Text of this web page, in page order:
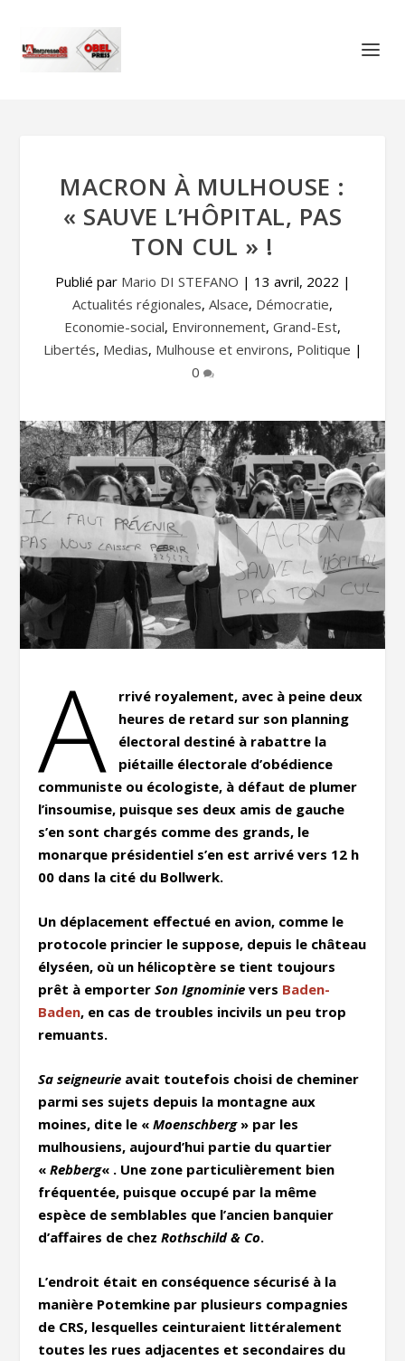
MACRON À MULHOUSE :
« SAUVE L’HÔPITAL, PAS
TON CUL » !
Publié par Mario DI STEFANO | 13 avril, 2022 |
Actualités régionales, Alsace, Démocratie,
Economie-social, Environnement, Grand-Est,
Libertés, Medias, Mulhouse et environs, Politique |
0
A
rrivé royalement, avec à peine deux
heures de retard sur son planning
électoral destiné à rabattre la
piétaille électorale d’obédience
communiste ou écologiste, à défaut de plumer
l’insoumise, puisque ses deux amis de gauche
s’en sont chargés comme des grands, le
monarque présidentiel s’en est arrivé vers 12 h
00 dans la cité du Bollwerk.
Un déplacement effectué en avion, comme le
protocole princier le suppose, depuis le château
élyséen, où un hélicoptère se tient toujours
prêt à emporterSon Ignominie vers Baden-
Baden, en cas de troubles incivils un peu trop
remuants.
Sa seigneurie avait toutefois choisi de cheminer
parmi ses sujets depuis la montagne aux
moines, dite le «Moenschberg» par les
mulhousiens, aujourd’hui partie du quartier
«Rebberg« . Une zone particulièrement bien
fréquentée, puisque occupé par la même
espèce de semblables que l’ancien banquier
d’affaires de chezRothschild & Co.
L’endroit était en conséquence sécurisé à la
manière Potemkine par plusieurs compagnies
de CRS, lesquelles ceinturaient littéralement
toutes les rues adjacentes et secondaires du